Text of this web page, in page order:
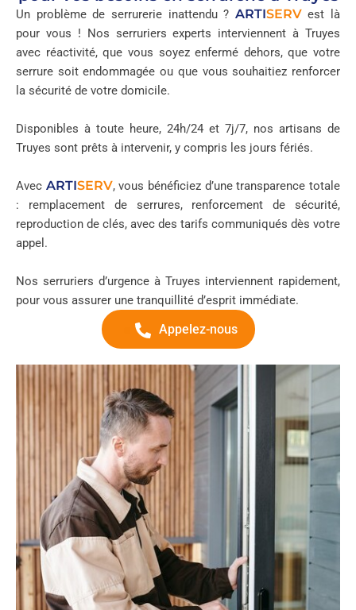
Un problème de serrurerie inattendu ? ARTISERVest là
pour vous ! Nos serruriers experts interviennent à Truyes
avec réactivité, que vous soyez enfermé dehors, que votre
serrure soit endommagée ou que vous souhaitiez renforcer
la sécurité de votre domicile.
Disponibles à toute heure, 24h/24 et 7j/7, nos artisans de
Truyes sont prêts à intervenir, y compris les jours fériés.
Avec ARTISERV, vous bénéficiez d’une transparence totale
: remplacement de serrures, renforcement de sécurité,
reproduction de clés, avec des tarifs communiqués dès votre
appel.
Nos serruriers d’urgence à Truyes interviennent rapidement,
pour vous assurer une tranquillité d’esprit immédiate.
Appelez-nous